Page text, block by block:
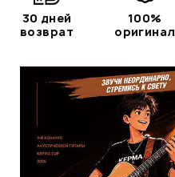
30 дней
возврат
100%
оригинал